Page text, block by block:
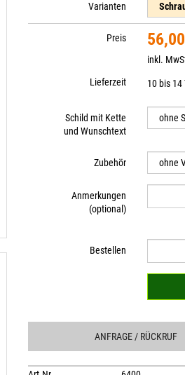
Varianten
Preis
inkl.
Lieferzeit
10 bis 14
Schild mit Kette
und Wunschtext
Zubehör
Anmerkungen
(optional)
Bestellen
ANFRAGE / RÜCKRUF